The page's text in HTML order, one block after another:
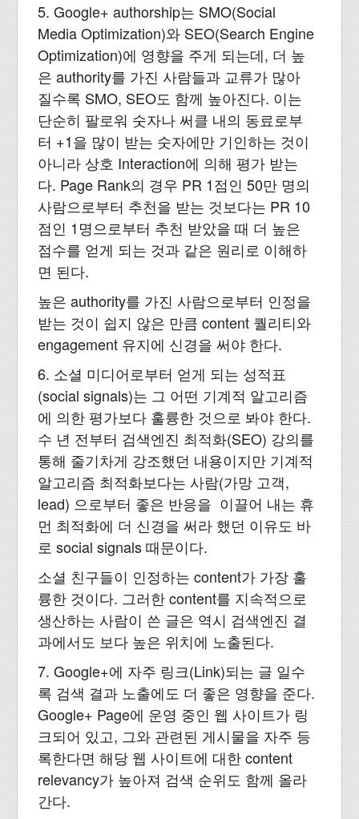
5. Google+ authorship는 SMO(Social
Media Optimization)와 SEO(Search Engine
Optimization)에 영향을 주게 되는데, 더 높
은 authority를 가진 사람들과 교류가 많아
질수록 SMO, SEO도 함께 높아진다. 이는
단순히 팔로워 숫자나 써클 내의 동료로부
터 +1을 많이 받는 숫자에만 기인하는 것이
아니라 상호 Interaction에 의해 평가 받는
다. Page Rank의 경우 PR 1점인 50만 명의
사람으로부터 추천을 받는 것보다는 PR 10
점인 1명으로부터 추천 받았을 때 더 높은
점수를 얻게 되는 것과 같은 원리로 이해하
면 된다.
높은 authority를 가진 사람으로부터 인정을
받는 것이 쉽지 않은 만큼 content 퀄리티와
engagement 유지에 신경을 써야 한다.
6. 소셜 미디어로부터 얻게 되는 성적표
(social signals)는 그 어떤 기계적 알고리즘
에 의한 평가보다 훌륭한 것으로 봐야 한다.
수 년 전부터 검색엔진 최적화(SEO) 강의를
통해 줄기차게 강조했던 내용이지만 기계적
알고리즘 최적화보다는 사람(가망 고객,
lead) 으로부터 좋은 반응을 이끌어 내는 휴
먼 최적화에 더 신경을 써라 했던 이유도 바
로 social signals 때문이다.
소셜 친구들이 인정하는 content가 가장 훌
륭한 것이다. 그러한 content를 지속적으로
생산하는 사람이 쓴 글은 역시 검색엔진 결
과에서도 보다 높은 위치에 노출된다.
7. Google+에 자주 링크(Link)되는 글 일수
록 검색 결과 노출에도 더 좋은 영향을 준다.
Google+ Page에 운영 중인 웹 사이트가 링
크되어 있고, 그와 관련된 게시물을 자주 등
록한다면 해당 웹 사이트에 대한 content
relevancy가 높아져 검색 순위도 함께 올라
간다.